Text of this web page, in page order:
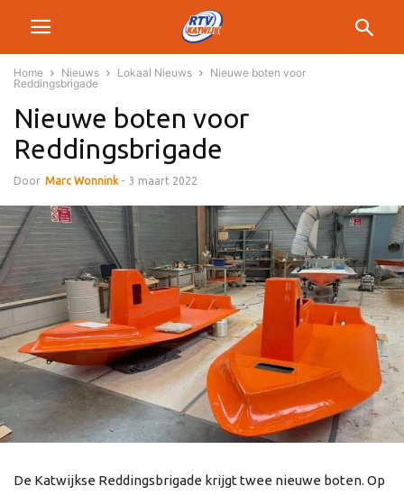
Home Nieuws Lokaal Nieuws
Nieuwe boten voor
Reddingsbrigade
Nieuwe boten voor
Reddingsbrigade
Door Marc Wonnink - 3 maart 2022
De Katwijkse Reddingsbrigade krijgt twee nieuwe boten. Op